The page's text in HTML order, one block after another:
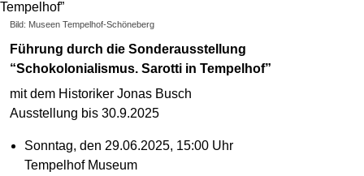
Bild: Museen Tempelhof-Schöneberg
Führung durch die Sonderausstellung
“Schokolonialismus. Sarotti in Tempelhof”
mit dem Historiker Jonas Busch
Ausstellung bis 30.9.2025
Sonntag, den 29.06.2025, 15:00 Uhr
Tempelhof Museum